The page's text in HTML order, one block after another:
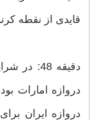
قایدی از نقطه
دقیقه
دروازه امارات
دروازه ایران